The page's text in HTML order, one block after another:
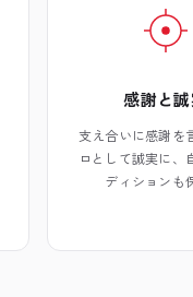
感謝と
支え合いに感謝を
ロとして誠実に、
ディションも